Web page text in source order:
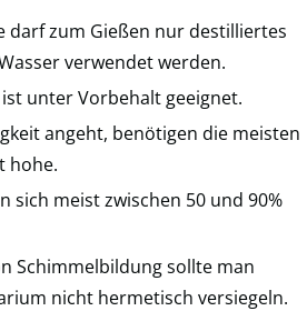
darf zum Gießen nur destilliertes
verwendet werden.
unter Vorbehalt geeignet.
angeht, benötigen die meisten
hohe.
sich meist zwischen 50 und 90%
Schimmelbildung sollte man
nicht hermetisch versiegeln.